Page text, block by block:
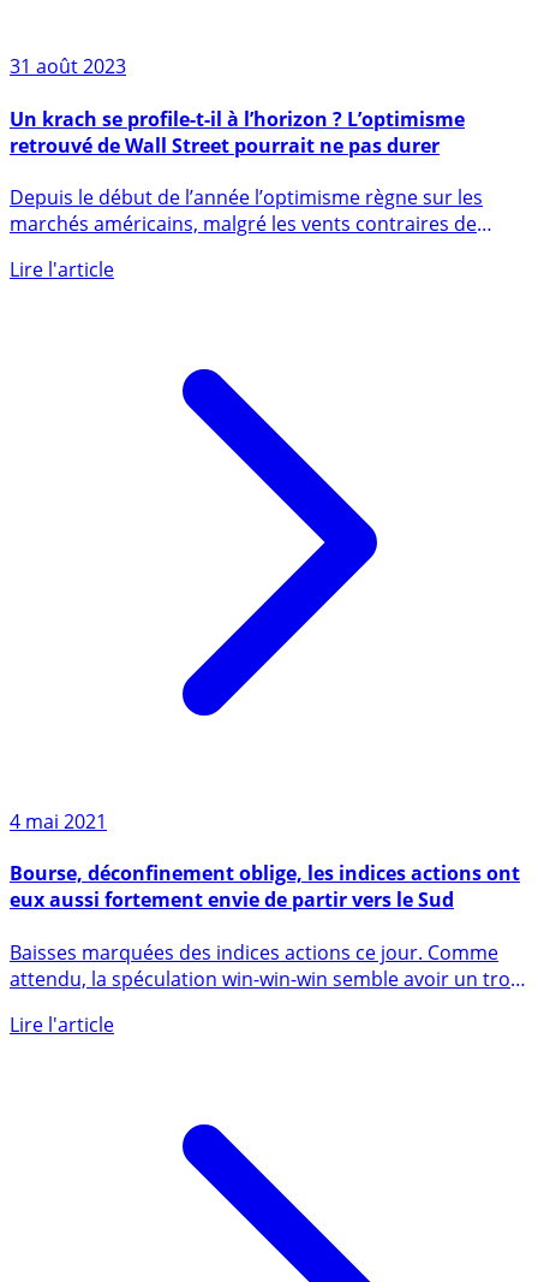
31 août 2023
retrouvé de Wall Street pourrait ne pas durer
marchés américains, malgré les vents contraires de
4 mai 2021
eux aussi fortement envie de partir vers le Sud
Baisses marquées des indices actions ce jour. Comme
attendu, la spéculation win-win-win semble avoir un trop